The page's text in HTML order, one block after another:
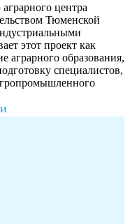
центра
Тюменской
этот проект как
аграрного образования,
специалистов,